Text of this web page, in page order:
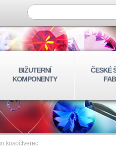
BIŽUTERNÍ
KOMPONENTY
ČESKÉ
kosočtverec